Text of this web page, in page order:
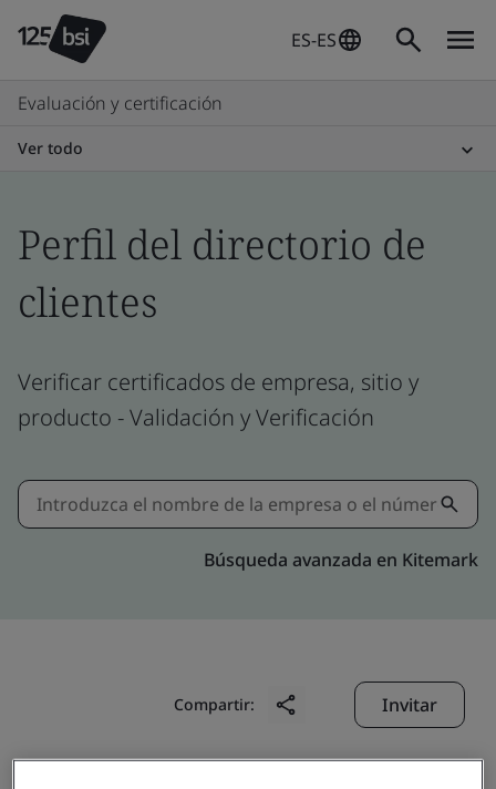
ES-ES
Evaluación y certificación
Ver todo
Perfil del directorio de
clientes
Verificar certificados de empresa, sitio y
producto - Validación y Verificación
Búsqueda avanzada en Kitemark
Compartir: Invitar